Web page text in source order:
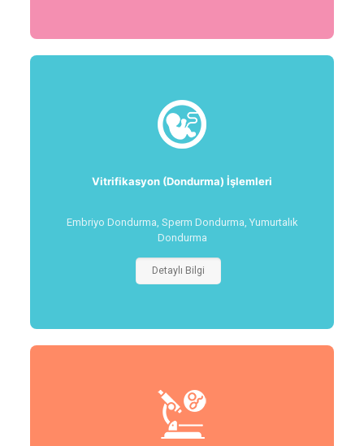
Vitrifikasyon (Dondurma) İşlemleri
Embriyo Dondurma, Sperm Dondurma, Yumurtalık
Dondurma
Detaylı Bilgi